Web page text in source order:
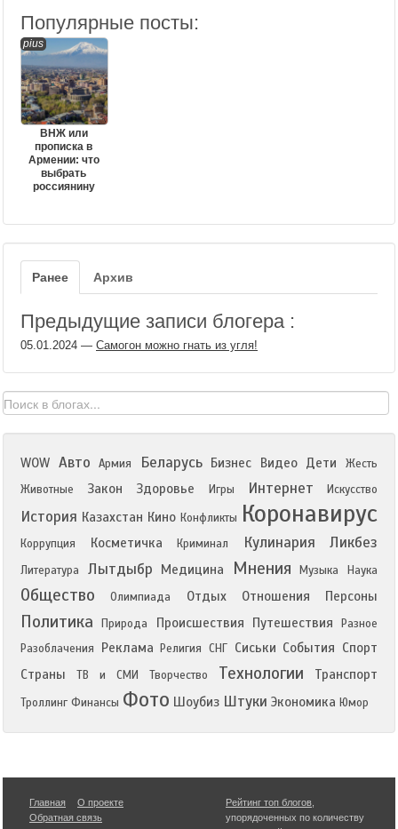
Популярные посты:
pius
ВНЖ или
прописка в
Армении: что
выбрать
россиянину
Ранее Архив
Предыдущие записи блогера :
05.01.2024 — Самогон можно гнать из угля!
WOW Авто Армия Беларусь Бизнес Видео Дети
Жесть
Животные
Закон Здоровье Игры Интернет Искусство
История Казахстан Кино Конфликты Коронавирус
Коррупция Косметичка Криминал Кулинария Ликбез
Литература Лытдыбр Медицина Мнения Музыка Наука
Общество Олимпиада Отдых Отношения Персоны
Политика Природа Происшествия Путешествия
Разное
Разоблачения
Реклама Религия СНГ Сиськи События Спорт
Страны
ТВ и СМИ Творчество Технологии Транспорт
Троллинг Финансы Фото Шоубиз Штуки Экономика Юмор
Главная
О проекте
Обратная связь
Рейтинг топ блогов
упорядоченных по количеству